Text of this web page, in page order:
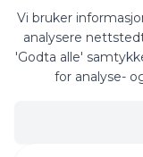
Vi bruker
analysere
'Godta alle'
for analyse-